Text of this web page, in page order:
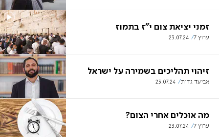
זמני יציאת צום י"ז בתמוז
ערוץ 7 23.07.24
זיהוי תהליכים בשמירה על ישראל
אביעד גדות 23.07.24
מה אוכלים אחרי הצום?
ערוץ 7 23.07.24